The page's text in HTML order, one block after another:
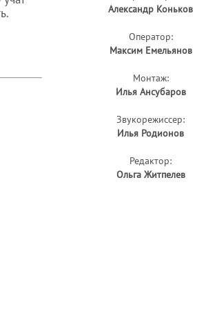
Александр Коньков
Оператор:
Максим Емельянов
Монтаж:
Илья Ансубаров
Звукорежиссер:
Илья Родионов
Редактор:
Ольга Житпелев